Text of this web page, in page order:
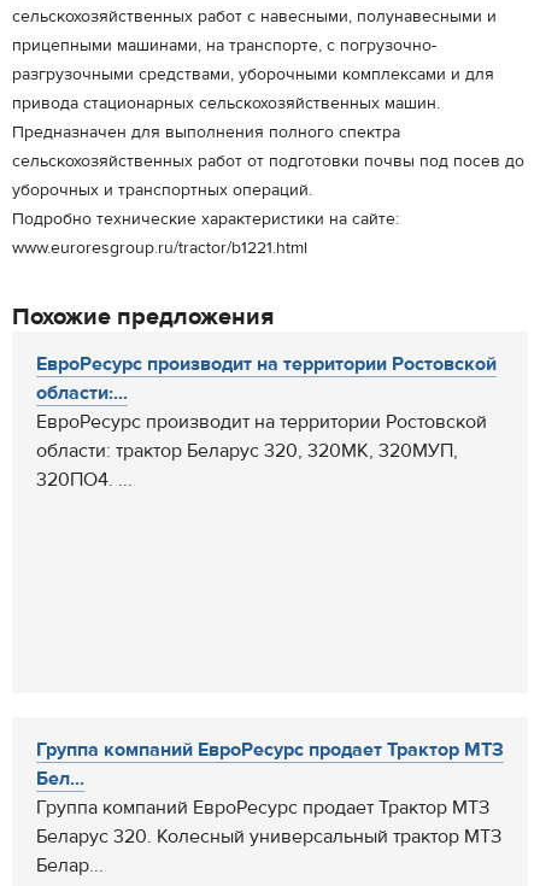
сельскохозяйственных работ с навесными, полунавесными и
прицепными машинами, на транспорте, с погрузочно-
разгрузочными средствами, уборочными комплексами и для
привода стационарных сельскохозяйственных машин.
Предназначен для выполнения полного спектра
сельскохозяйственных работ от подготовки почвы под посев до
уборочных и транспортных операций.
Подробно технические характеристики на сайте:
www.euroresgroup.ru/tractor/b1221.html
Похожие предложения
ЕвроРесурс производит на территории Ростовской
области:...
ЕвроРесурс производит на территории Ростовской
области: трактор Беларус 320, 320МК, 320МУП,
320ПО4. ...
Группа компаний ЕвроРесурс продает Трактор МТЗ
Бел...
Группа компаний ЕвроРесурс продает Трактор МТЗ
Беларус 320. Колесный универсальный трактор МТЗ
Белар...